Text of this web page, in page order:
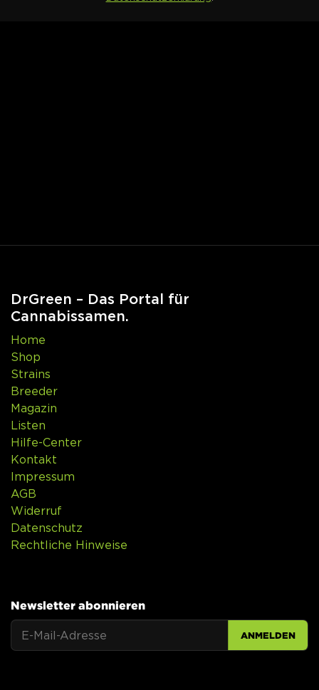
DrGreen – Das Portal für
Cannabissamen.
Home
Shop
Strains
Breeder
Magazin
Listen
Hilfe-Center
Kontakt
Impressum
AGB
Widerruf
Datenschutz
Rechtliche Hinweise
Newsletter abonnieren
ANMELDEN